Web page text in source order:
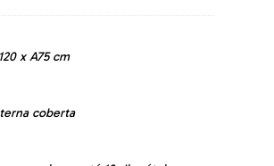
x A75 cm
coberta